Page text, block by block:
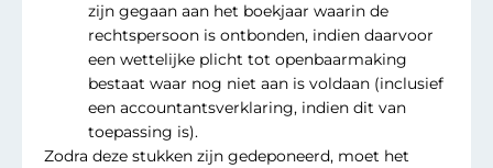
zijn gegaan aan het boekjaar waarin de
rechtspersoon is ontbonden, indien daarvoor
een wettelijke plicht tot openbaarmaking
bestaat waar nog niet aan is voldaan (inclusief
een accountantsverklaring, indien dit van
toepassing is).
Zodra deze stukken zijn gedeponeerd, moet het